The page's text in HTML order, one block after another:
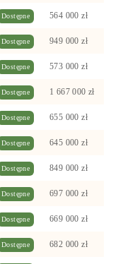
Dostępne 564 000 zł
Dostępne 949 000 zł
Dostępne 573 000 zł
Dostępne 1 667 000 zł
Dostępne 655 000 zł
Dostępne 645 000 zł
Dostępne 849 000 zł
Dostępne 697 000 zł
Dostępne 669 000 zł
Dostępne 682 000 zł